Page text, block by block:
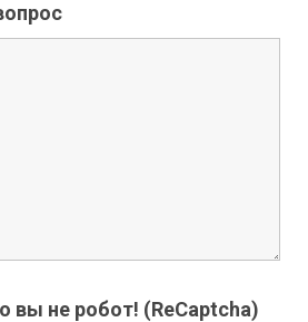
вы не робот! (ReCaptcha)